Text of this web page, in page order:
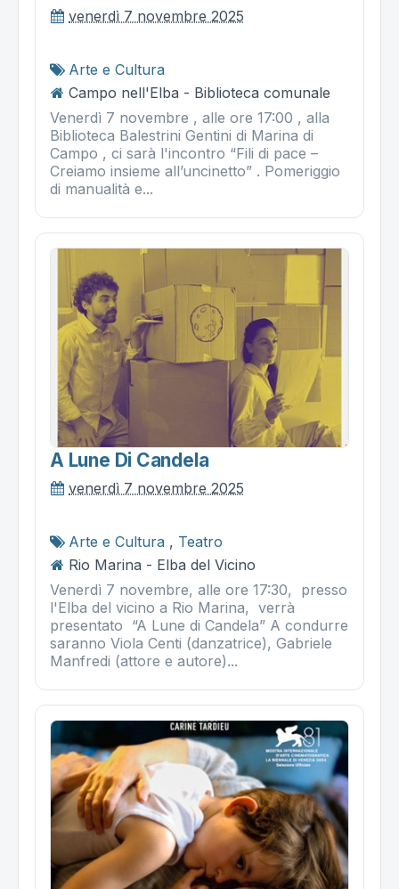
venerdì 7 novembre 2025
Arte e Cultura
Campo nell'Elba - Biblioteca comunale
Venerdì 7 novembre , alle ore 17:00 , alla
Biblioteca Balestrini Gentini di Marina di
Campo , ci sarà l'incontro “Fili di pace –
Creiamo insieme all’uncinetto” . Pomeriggio
di manualità e...
A Lune Di Candela
venerdì 7 novembre 2025
Arte e Cultura , Teatro
Rio Marina - Elba del Vicino
Venerdì 7 novembre, alle ore 17:30, presso
l'Elba del vicino a Rio Marina, verrà
presentato “A Lune di Candela” A condurre
saranno Viola Centi (danzatrice), Gabriele
Manfredi (attore e autore)...